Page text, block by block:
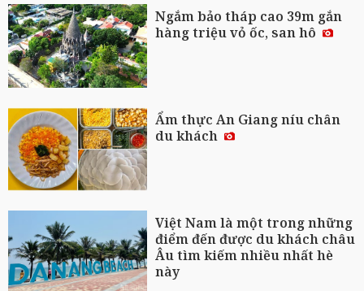
Ngắm bảo tháp cao 39m gắn
hàng triệu vỏ ốc, san hô
Ẩm thực An Giang níu chân
du khách
Việt Nam là một trong những
điểm đến được du khách châu
Âu tìm kiếm nhiều nhất hè
này